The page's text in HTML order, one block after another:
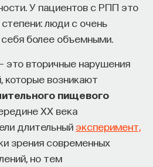
У пациентов с РПП это
люди с очень
более объемными.
это вторичные нарушения
которые возникают
пищевого
XX века
длительныйэксперимент,
зрения современных
но тем